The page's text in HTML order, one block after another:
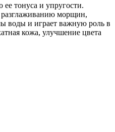
тонуса и упругости.
разглаживанию морщин,
воды и играет важную роль в
кожа, улучшение цвета